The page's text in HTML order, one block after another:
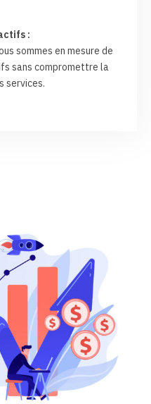
:
sommes en mesure de
sans compromettre la
services.